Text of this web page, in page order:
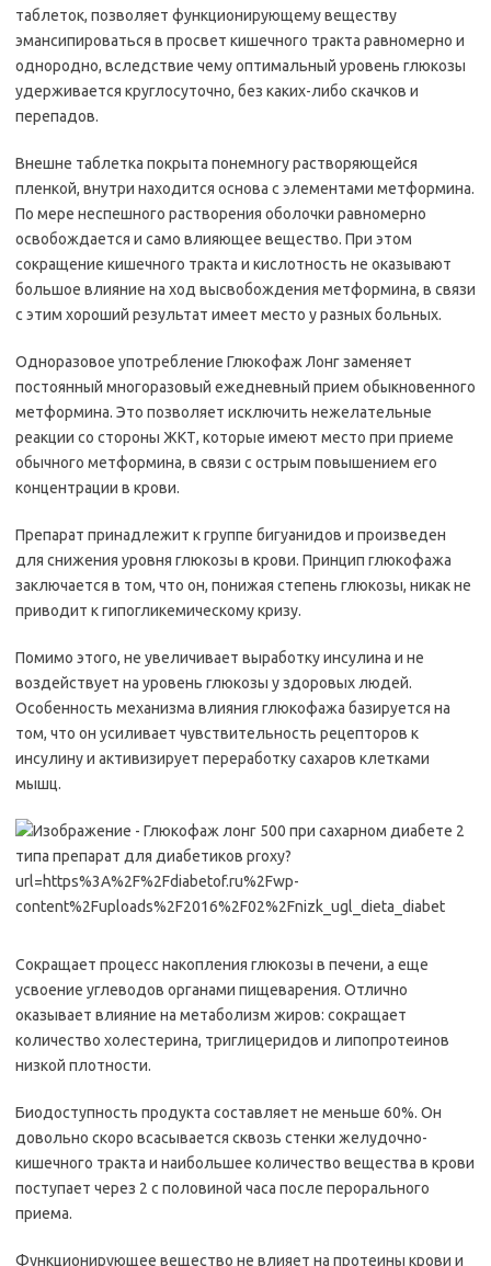
таблеток, позволяет функционирующему веществу
эмансипироваться в просвет кишечного тракта равномерно и
однородно, вследствие чему оптимальный уровень глюкозы
удерживается круглосуточно, без каких-либо скачков и
перепадов.
Внешне таблетка покрыта понемногу растворяющейся
пленкой, внутри находится основа с элементами метформина.
По мере неспешного растворения оболочки равномерно
освобождается и само влияющее вещество. При этом
сокращение кишечного тракта и кислотность не оказывают
большое влияние на ход высвобождения метформина, в связи
с этим хороший результат имеет место у разных больных.
Одноразовое употребление Глюкофаж Лонг заменяет
постоянный многоразовый ежедневный прием обыкновенного
метформина. Это позволяет исключить нежелательные
реакции со стороны ЖКТ, которые имеют место при приеме
обычного метформина, в связи с острым повышением его
концентрации в крови.
Препарат принадлежит к группе бигуанидов и произведен
для снижения уровня глюкозы в крови. Принцип глюкофажа
заключается в том, что он, понижая степень глюкозы, никак не
приводит к гипогликемическому кризу.
Помимо этого, не увеличивает выработку инсулина и не
воздействует на уровень глюкозы у здоровых людей.
Особенность механизма влияния глюкофажа базируется на
том, что он усиливает чувствительность рецепторов к
инсулину и активизирует переработку сахаров клетками
мышц.
Сокращает процесс накопления глюкозы в печени, а еще
усвоение углеводов органами пищеварения. Отлично
оказывает влияние на метаболизм жиров: сокращает
количество холестерина, триглицеридов и липопротеинов
низкой плотности.
Биодоступность продукта составляет не меньше 60%. Он
довольно скоро всасывается сквозь стенки желудочно-
кишечного тракта и наибольшее количество вещества в крови
поступает через 2 с половиной часа после перорального
приема.
Функционирующее вещество не влияет на протеины крови и